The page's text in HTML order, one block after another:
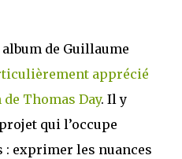
de Guillaume
apprécié
Thomas Day. Il y
qui l’occupe
: exprimer les nuances